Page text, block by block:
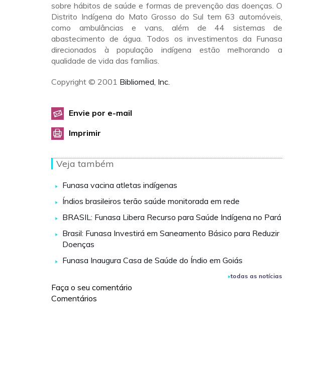
sobre hábitos de saúde e formas de prevenção das doenças. O
Distrito Indígena do Mato Grosso do Sul tem 63 automóveis,
como ambulâncias e vans, além de 44 sistemas de
abastecimento de água. Todos os investimentos da Funasa
direcionados à população indígena estão melhorando a
qualidade de vida das famílias.
Copyright © 2001 Bibliomed, Inc.
Envie por e-mail
Imprimir
Veja também
Funasa vacina atletas indígenas
Índios brasileiros terão saúde monitorada em rede
BRASIL: Funasa Libera Recurso para Saúde Indígena no Pará
Brasil: Funasa Investirá em Saneamento Básico para Reduzir
Doenças
Funasa Inaugura Casa de Saúde do Índio em Goiás
todas as notícias
Faça o seu comentário
Comentários